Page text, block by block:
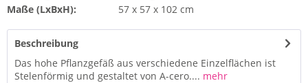
Maße (LxBxH):
57 x 57 x 102 cm
Beschreibung
Das hohe Pflanzgefäß aus verschiedene Einzelflächen ist
Stelenförmig und gestaltet von A-cero.... mehr